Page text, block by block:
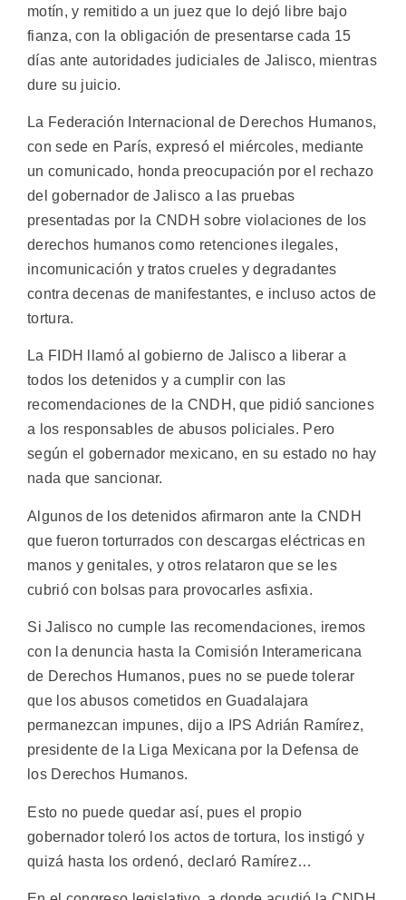
motín, y remitido a un juez que lo dejó libre bajo
fianza, con la obligación de presentarse cada 15
días ante autoridades judiciales de Jalisco, mientras
dure su juicio.
La Federación Internacional de Derechos Humanos,
con sede en París, expresó el miércoles, mediante
un comunicado, honda preocupación por el rechazo
del gobernador de Jalisco a las pruebas
presentadas por la CNDH sobre violaciones de los
derechos humanos como retenciones ilegales,
incomunicación y tratos crueles y degradantes
contra decenas de manifestantes, e incluso actos de
tortura.
La FIDH llamó al gobierno de Jalisco a liberar a
todos los detenidos y a cumplir con las
recomendaciones de la CNDH, que pidió sanciones
a los responsables de abusos policiales. Pero
según el gobernador mexicano, en su estado no hay
nada que sancionar.
Algunos de los detenidos afirmaron ante la CNDH
que fueron torturrados con descargas eléctricas en
manos y genitales, y otros relataron que se les
cubrió con bolsas para provocarles asfixia.
Si Jalisco no cumple las recomendaciones, iremos
con la denuncia hasta la Comisión Interamericana
de Derechos Humanos, pues no se puede tolerar
que los abusos cometidos en Guadalajara
permanezcan impunes, dijo a IPS Adrián Ramírez,
presidente de la Liga Mexicana por la Defensa de
los Derechos Humanos.
Esto no puede quedar así, pues el propio
gobernador toleró los actos de tortura, los instigó y
quizá hasta los ordenó, declaró Ramírez…